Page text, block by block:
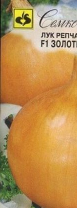
Выберите город
Обратный звонок
Каталог
Семена
Грунты
Газонные травы,
Горшки,
Посадочный
Садовый
Средства